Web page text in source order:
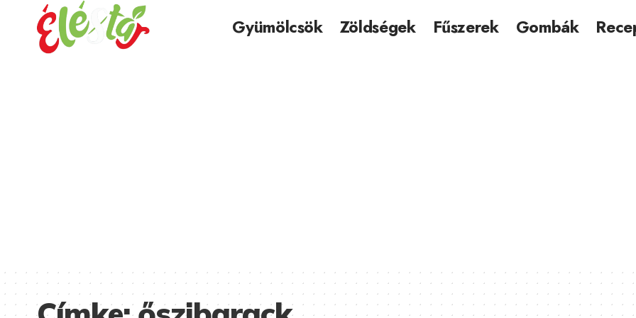
Gyümölcsök Zöldségek Fűszerek Gombák